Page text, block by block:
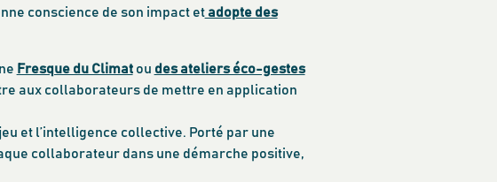
conscience de son impact etadopte des
Fresque du Climatou des ateliers éco-gestes
aux collaborateurs de mettre en application
et l’intelligence collective. Porté par une
collaborateur dans une démarche positive,